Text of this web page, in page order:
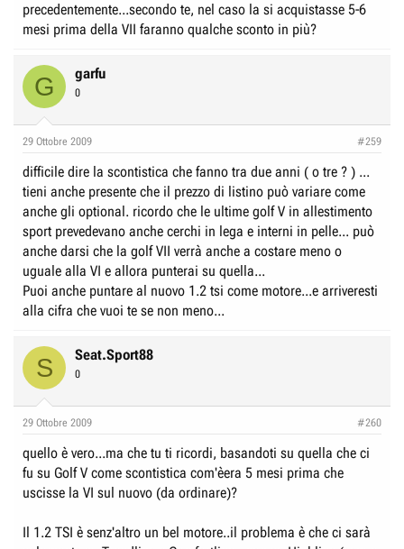
precedentemente...secondo te, nel caso la si acquistasse 5-6
mesi prima della VII faranno qualche sconto in più?
G garfu
0
29 Ottobre 2009 #259
difficile dire la scontistica che fanno tra due anni ( o tre ? ) ...
tieni anche presente che il prezzo di listino può variare come
anche gli optional. ricordo che le ultime golf V in allestimento
sport prevedevano anche cerchi in lega e interni in pelle... può
anche darsi che la golf VII verrà anche a costare meno o
uguale alla VI e allora punterai su quella...
Puoi anche puntare al nuovo 1.2 tsi come motore...e arriveresti
alla cifra che vuoi te se non meno...
S Seat.Sport88
0
29 Ottobre 2009 #260
quello è vero...ma che tu ti ricordi, basandoti su quella che ci
fu su Golf V come scontistica com'èera 5 mesi prima che
uscisse la VI sul nuovo (da ordinare)?
Il 1.2 TSI è senz'altro un bel motore..il problema è che ci sarà